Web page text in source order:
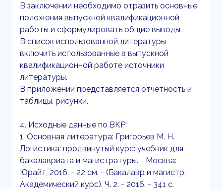
В заключении необходимо отразить основные
положения выпускной квалификационной
работы и сформулировать общие выводы.
В список использованной литературы
включить использованные в выпускной
квалификационной работе источники
литературы.
В приложении представляется отчетность и
таблицы, рисунки.
4. Исходные данные по ВКР:
1. Основная литература: Григорьев М. Н.
Логистика: продвинутый курс: учебник для
бакалавриата и магистратуры. - Москва:
Юрайт, 2016. - 22 см. - (Бакалавр и магистр.
Академический курс). Ч. 2. - 2016. - 341 с.